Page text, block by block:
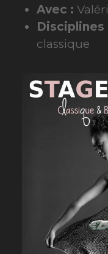
Avec :
Disciplines
classique